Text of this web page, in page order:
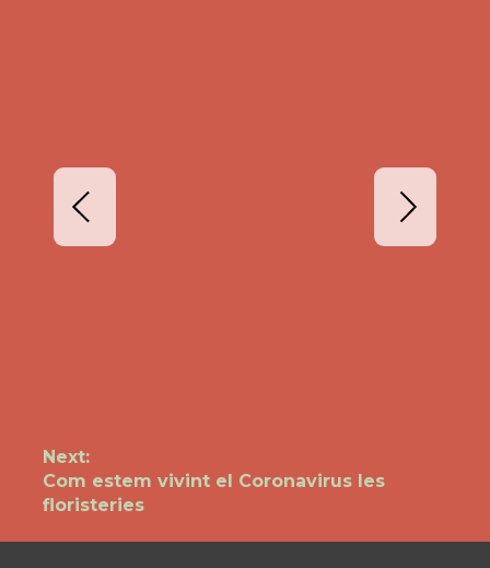
Navegació
d'entrades
Next:
Next
post:
Com estem vivint el Coronavirus les
floristeries